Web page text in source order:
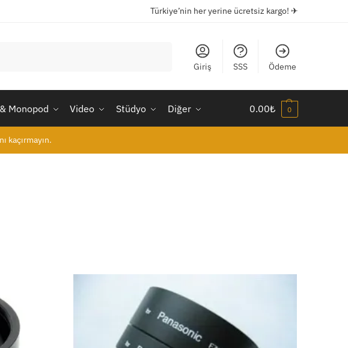
Türkiye’nin her yerine ücretsiz kargo! ✈
Giriş SSS Ödeme
Monopod Video Stüdyo Diğer 0.00₺ 0
kaçırmayın.